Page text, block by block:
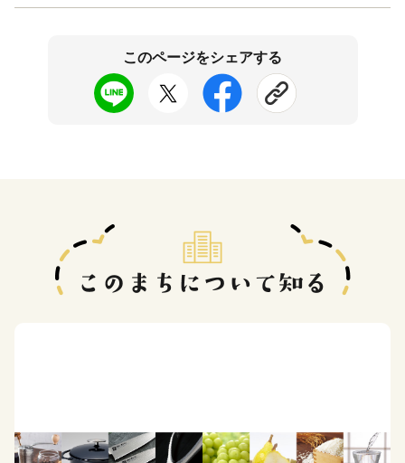
このページをシェアする